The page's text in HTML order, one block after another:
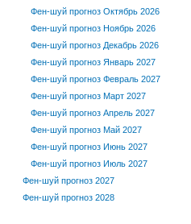
Фен-шуй прогноз Октябрь 2026
Фен-шуй прогноз Ноябрь 2026
Фен-шуй прогноз Декабрь 2026
Фен-шуй прогноз Январь 2027
Фен-шуй прогноз Февраль 2027
Фен-шуй прогноз Март 2027
Фен-шуй прогноз Апрель 2027
Фен-шуй прогноз Май 2027
Фен-шуй прогноз Июнь 2027
Фен-шуй прогноз Июль 2027
Фен-шуй прогноз 2027
Фен-шуй прогноз 2028